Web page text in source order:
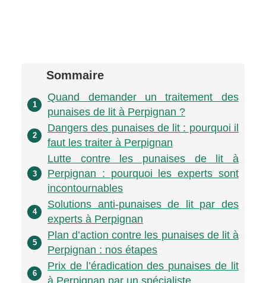
Sommaire
1
Quand demander un traitement des
punaises de lit à Perpignan ?
2
Dangers des punaises de lit : pourquoi il
faut les traiter à Perpignan
3
Lutte contre les punaises de lit à
Perpignan : pourquoi les experts sont
incontournables
4
Solutions anti-punaises de lit par des
experts à Perpignan
5
Plan d’action contre les punaises de lit à
Perpignan : nos étapes
6
Prix de l’éradication des punaises de lit
à Perpignan par un spécialiste